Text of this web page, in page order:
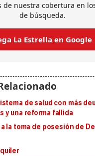
de nuestra cobertura en
de búsqueda.
La Estrella en Google
de salud con más
y una reforma fallida
la toma de posesión de